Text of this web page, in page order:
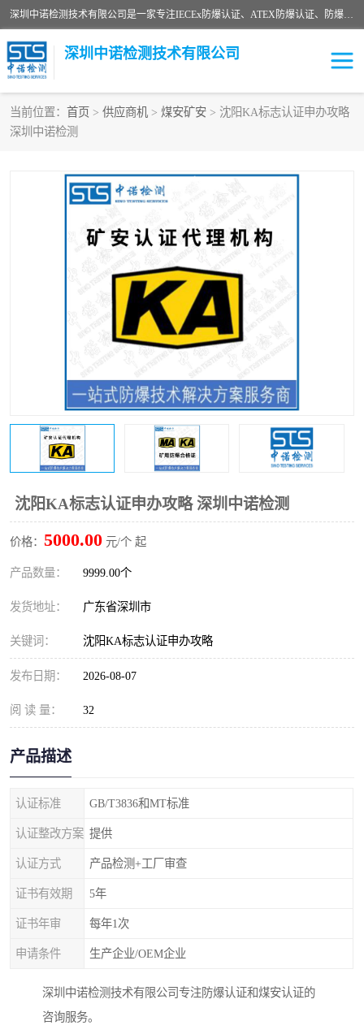
深圳中诺检测技术有限公司是一家专注IECEx防爆认证、ATEX防爆认证、防爆电气检测、防爆合格证、煤安认证等代理机构，可为客户提供从防爆设计、认证、现场检查、工程施工改造、培训等一站式服务。
深圳中诺检测技术有限公司
当前位置： 首页 > 供应商机 > 煤安矿安 > 沈阳KA标志认证申办攻略
深圳中诺检测
沈阳KA标志认证申办攻略 深圳中诺检测
价格： 5000.00 元/个 起
产品数量： 9999.00个
发货地址： 广东省深圳市
关键词： 沈阳KA标志认证申办攻略
发布日期： 2026-08-07
阅 读 量： 32
产品描述
认证标准 GB/T3836和MT标准
认证整改方案 提供
认证方式 产品检测+工厂审查
证书有效期 5年
证书年审 每年1次
申请条件 生产企业/OEM企业
深圳中诺检测技术有限公司专注防爆认证和煤安认证的
咨询服务。
ATEX防爆认证
防爆3C认证 现场防爆检测
煤安矿安
IECEx防爆认证 防爆设计
防爆资质证书 各国防爆认证
SIL认证
防爆电气检测机构 防爆合格证代理机构